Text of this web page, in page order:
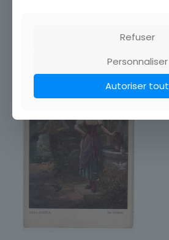
Refuser
Personnaliser
Autoriser tout